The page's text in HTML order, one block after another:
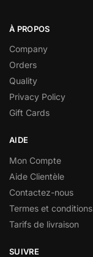
À PROPOS
Company
Orders
Quality
Privacy Policy
Gift Cards
AIDE
Mon Compte
Aide Clientèle
Contactez-nous
Termes et conditions
Tarifs de livraison
SUIVRE